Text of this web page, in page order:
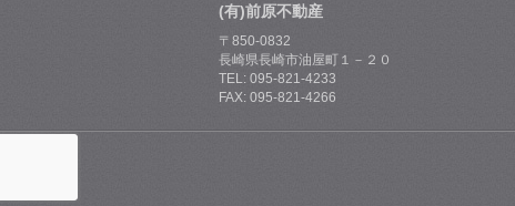
(有)前原不動産
〒850-0832
長崎県長崎市油屋町１－２０
TEL: 095-821-4233
FAX: 095-821-4266